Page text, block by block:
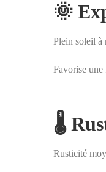
🌞
Plein soleil à
Favorise une
🌡️
Rusticité